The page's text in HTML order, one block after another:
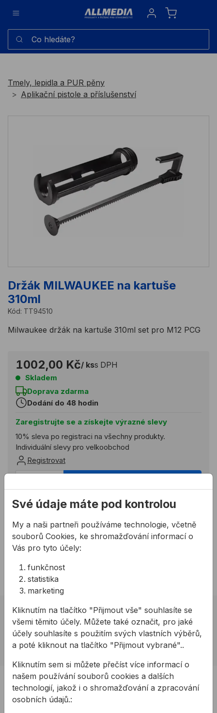
Sign in
Co hledáte?
Tmely, lepidla a PUR pěny
Aplikační pistole a příslušenství
Držák MILWAUKEE na kartuše
310ml
Kód: TT94510
Milwaukee držák na kartuše 310ml set pro M12 PCG
1002,00 Kč/ kss DPH
Skladem
Doprava zdarma
Dodání do 48 hodin
Zaregistrujte se a získejte výrazné slevy
10% sleva po registraci na všechny produkty.
Individuální slevy pro velkoobchod
Registrovat
724 944 078
info@allmedia-cz.cz
allmediasro (po-ne 7-22 h)
02 623 10 920
allmedia@allmedia.sk
allmediasro (po-ne 7-22 h)
PRODUKTY
Produkty
Své údaje máte pod kontrolou
My a naši partneři používáme technologie, včetně
souborů Cookies, ke shromažďování informací o
Vás pro tyto účely:
funkčnost
statistika
marketing
Kliknutím na tlačítko "Přijmout vše" souhlasíte se
všemi těmito účely. Můžete také označit, pro jaké
účely souhlasíte s použitím svých vlastních výběrů,
a poté kliknout na tlačítko "Přijmout vybrané"..
Kliknutím sem si můžete přečíst více informací o
našem používání souborů cookies a dalších
technologií, jakož i o shromažďování a zpracování
osobních údajů.: